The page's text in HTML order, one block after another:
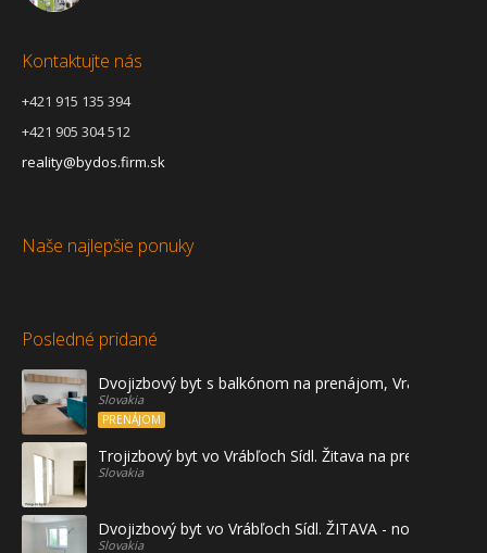
Kontaktujte nás
+421 915 135 394
+421 905 304 512
reality@bydos.firm.sk
Naše najlepšie ponuky
Posledné pridané
Dvojizbový byt s balkónom na prenájom, Vráble
Slovakia
PRENÁJOM
Trojizbový byt vo Vrábľoch Sídl. Žitava na predaj - prvé
Slovakia
Dvojizbový byt vo Vrábľoch Sídl. ŽITAVA - novostavba
Slovakia